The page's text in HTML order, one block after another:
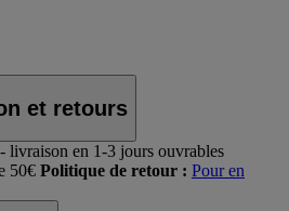
et retours
livraison en 1-3 jours ouvrables
50€ Politique de retour : Pour en